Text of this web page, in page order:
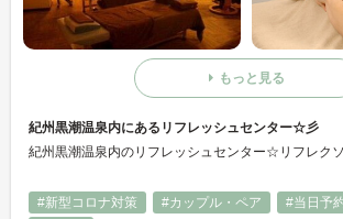
もっと見る
紀州黒潮温泉内にあるリフレッシュセンター☆彡
#新型コロナ対策
#カップル・ペア #当日予